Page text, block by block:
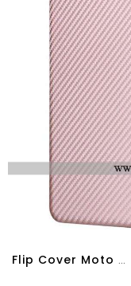
Flip Cover Moto G51 5G Silicone Carbone Coloré